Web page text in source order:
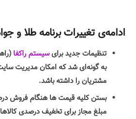
ادامه‌ی تغییرات برنامه طلا و
تنظیمات جدید برایسیستم راکفا
به گونه‌ای شد که امکان مدیریت
مشتریان را داشته باشد.
بستن کلیه قیمت ها هنگام فروش
مبلغ مجاز برای تخفیف درصدی